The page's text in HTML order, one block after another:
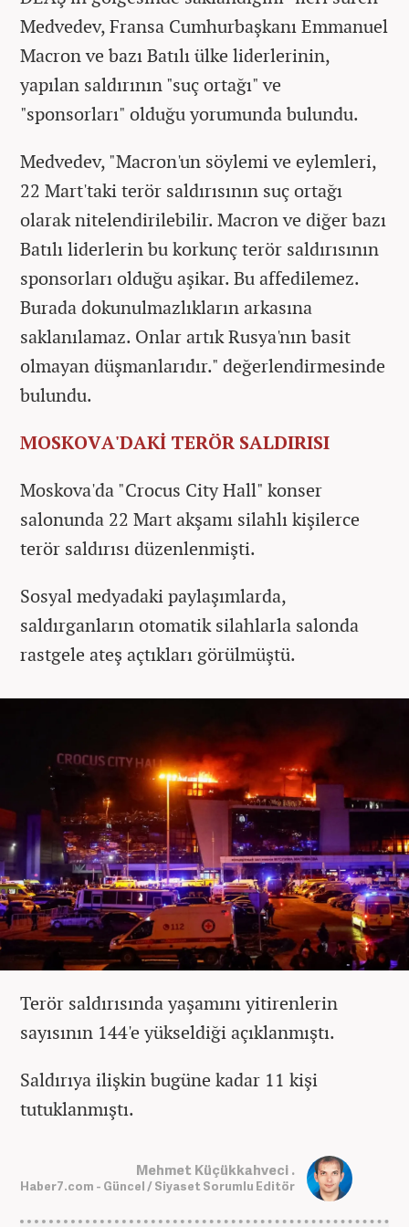
Medvedev, Fransa Cumhurbaşkanı Emmanuel
Macron ve bazı Batılı ülke liderlerinin,
yapılan saldırının "suç ortağı" ve
"sponsorları" olduğu yorumunda bulundu.
Medvedev, "Macron'un söylemi ve eylemleri,
22 Mart'taki terör saldırısının suç ortağı
olarak nitelendirilebilir. Macron ve diğer bazı
Batılı liderlerin bu korkunç terör saldırısının
sponsorları olduğu aşikar. Bu affedilemez.
Burada dokunulmazlıkların arkasına
saklanılamaz. Onlar artık Rusya'nın basit
olmayan düşmanlarıdır." değerlendirmesinde
bulundu.
MOSKOVA'DAKİ TERÖR SALDIRISI
Moskova'da "Crocus City Hall" konser
salonunda 22 Mart akşamı silahlı kişilerce
terör saldırısı düzenlenmişti.
Sosyal medyadaki paylaşımlarda,
saldırganların otomatik silahlarla salonda
rastgele ateş açtıkları görülmüştü.
Terör saldırısında yaşamını yitirenlerin
sayısının 144'e yükseldiği açıklanmıştı.
Saldırıya ilişkin bugüne kadar 11 kişi
tutuklanmıştı.
Mehmet Küçükkahveci .
Haber7.com - Güncel / Siyaset Sorumlu Editör